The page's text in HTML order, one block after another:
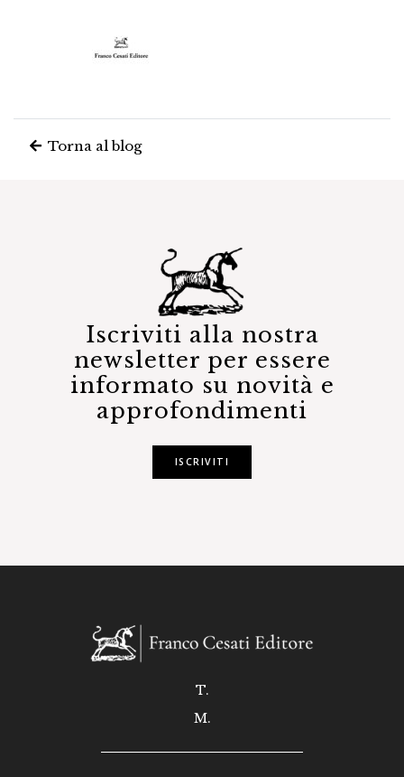
Torna al blog
Iscriviti alla nostra
newsletter per essere
informato su novità e
approfondimenti
ISCRIVITI
T.
M.